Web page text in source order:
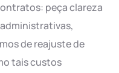
peça clareza
de reajuste de
tais custos